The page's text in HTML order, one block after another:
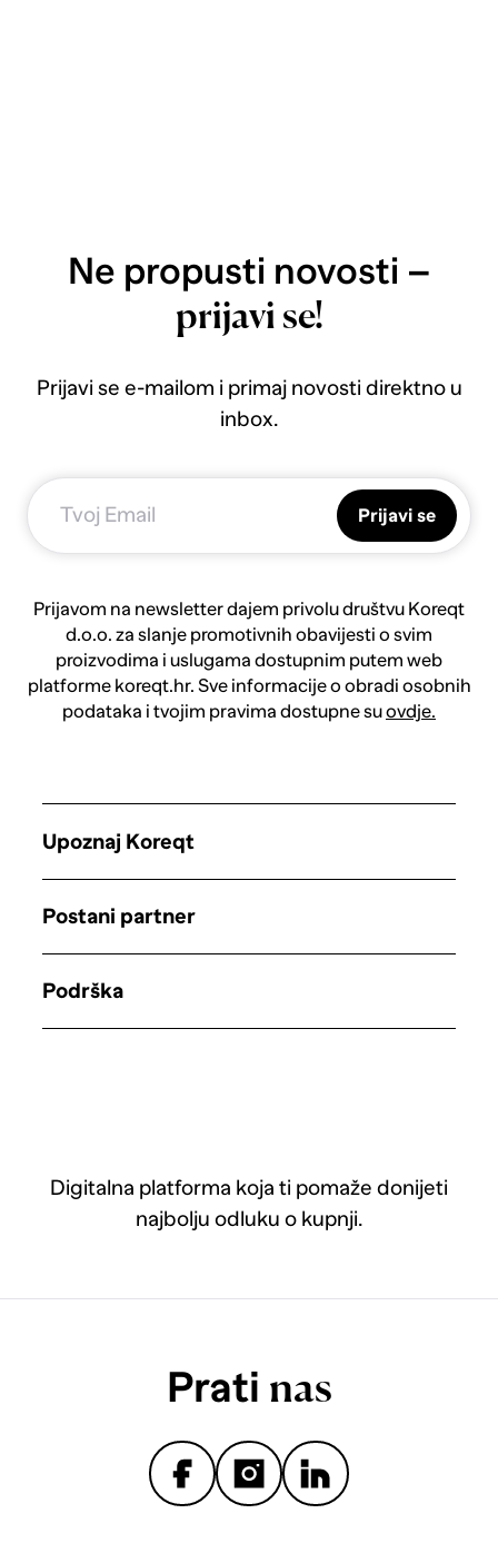
Ne propusti novosti –
prijavi se!
Prijavi se e-mailom i primaj novosti direktno u
inbox.
Prijavi se
Prijavom na newsletter dajem privolu društvu Koreqt
d.o.o. za slanje promotivnih obavijesti o svim
proizvodima i uslugama dostupnim putem web
platforme koreqt.hr. Sve informacije o obradi osobnih
podataka i tvojim pravima dostupne suovdje.
Digitalna platforma koja ti pomaže donijeti
najbolju odluku o kupnji.
Upoznaj Koreqt
Postani partner
Podrška
Prati nas